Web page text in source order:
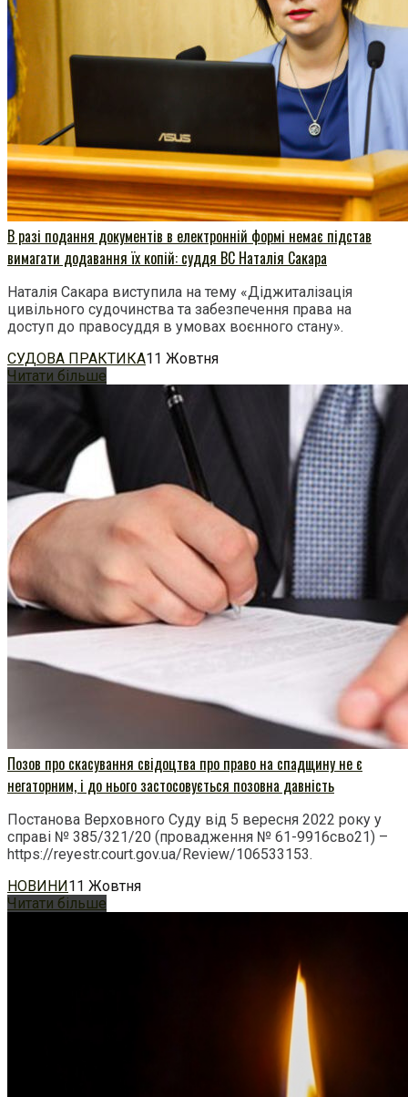
В разі подання документів в електронній формі немає підстав
вимагати додавання їх копій: суддя ВС Наталія Сакара
Наталія Сакара виступила на тему «Діджиталізація
цивільного судочинства та забезпечення права на
доступ до правосуддя в умовах воєнного стану».
СУДОВА ПРАКТИКА11 Жовтня
Читати більше
Позов про скасування свідоцтва про право на спадщину не є
негаторним, і до нього застосовується позовна давність
Постанова Верховного Суду від 5 вересня 2022 року у
справі № 385/321/20 (провадження № 61-9916сво21) –
https://reyestr.court.gov.ua/Review/106533153.
НОВИНИ 11 Жовтня
Читати більше